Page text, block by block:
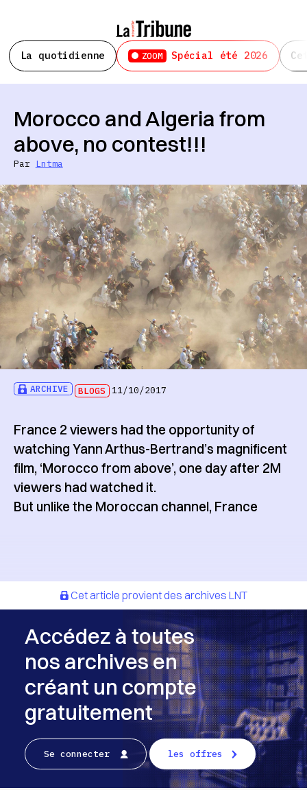
La quotidienne ZOOM Spécial été 2026
ARCHIVE BLOGS 11/10/2017
Morocco and Algeria from
above, no contest!!!
Par Lntma
France 2 viewers had the opportunity of
watching Yann Arthus-Bertrand’s magnificent
film, ‘Morocco from above’, one day after 2M
viewers had watched it.
But unlike the Moroccan channel, France
Cet article provient des archives LNT
Accédez à toutes
nos archives en
créant un compte
gratuitement
Se connecter les offres